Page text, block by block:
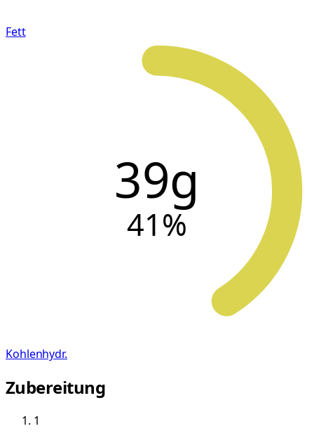
Fett
39g
41%
Kohlenhydr.
Zubereitung
1